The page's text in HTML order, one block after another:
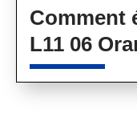
Comment
L11 06